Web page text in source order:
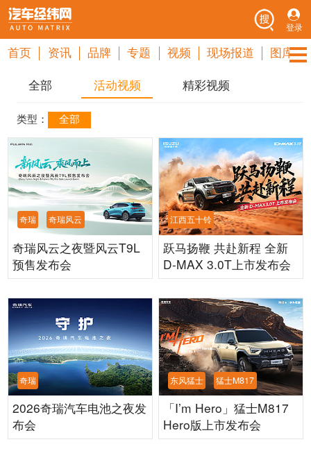
登录
首页 资讯 品牌 专题 视频 现场报道 图库
全部 活动视频 精彩视频
类型： 全部
奇瑞 奇瑞风云
奇瑞风云之夜暨风云T9L
预售发布会
江西五十铃
跃马扬鞭 共赴新程 全新
D-MAX 3.0T上市发布会
奇瑞
2026奇瑞汽车电池之夜发
布会
东风猛士 猛士M817
「I’m Hero」猛士M817
Hero版上市发布会